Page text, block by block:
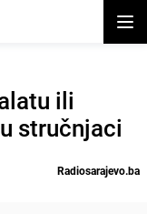
ili
stručnjaci
Radiosarajevo.ba